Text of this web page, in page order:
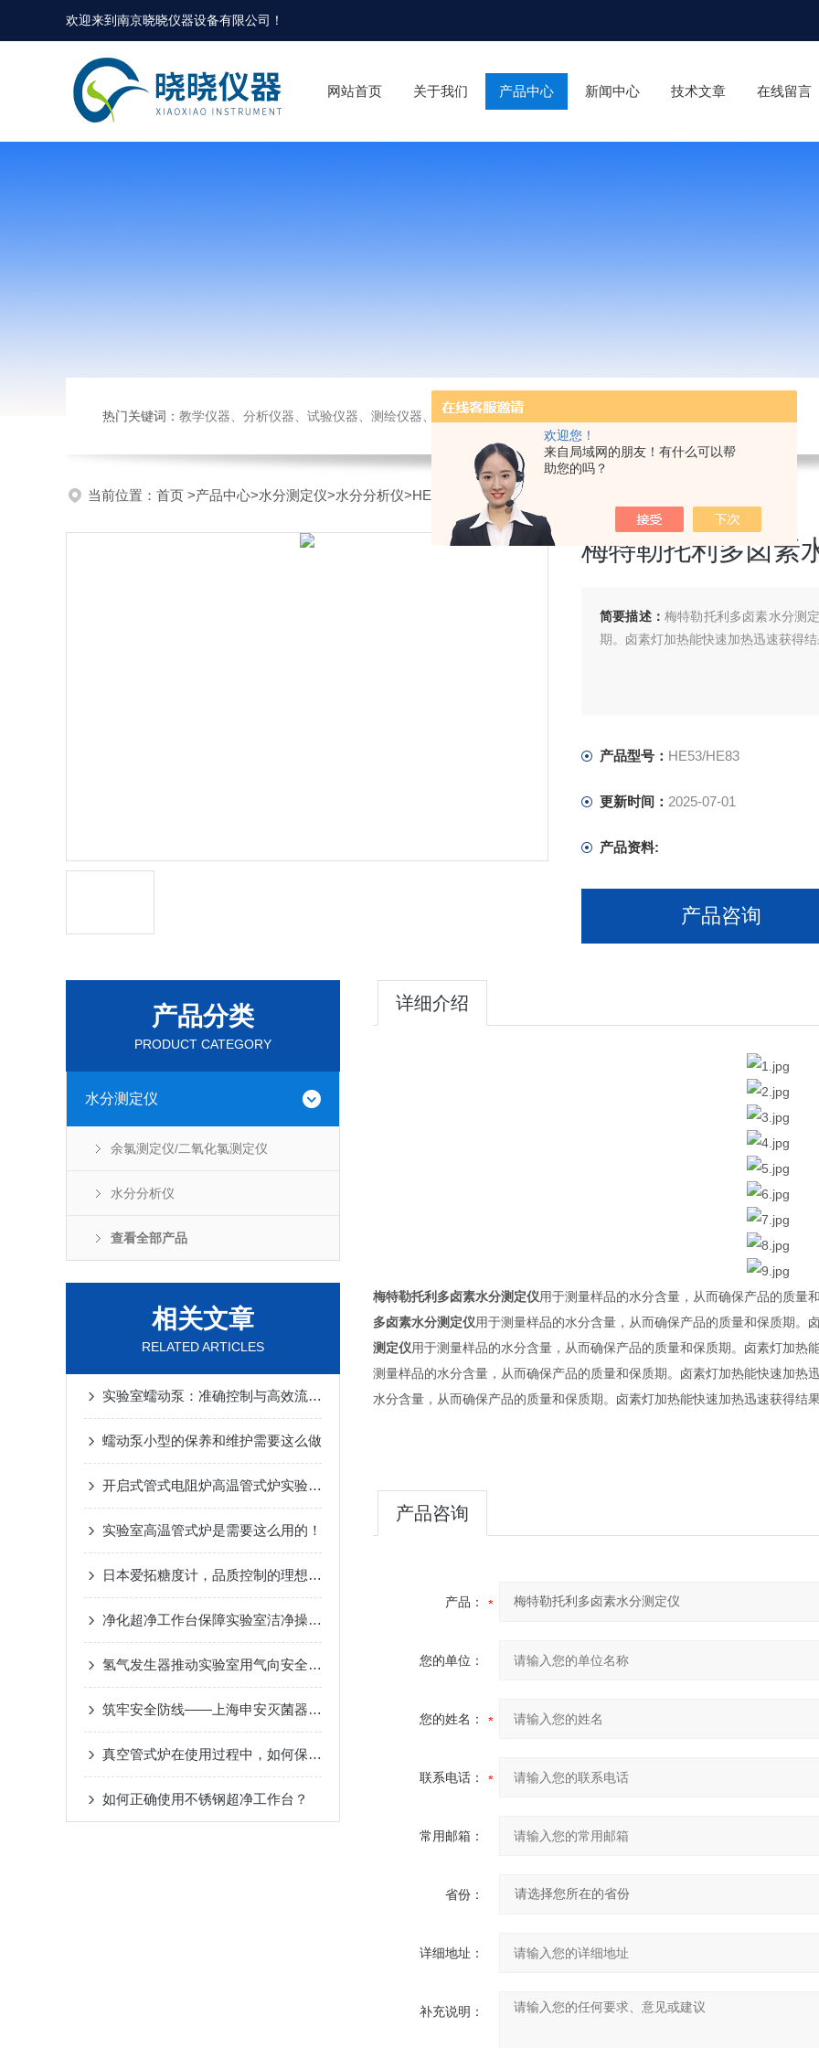
欢迎您！
来自局域网的朋友！有什么可以帮
助您的吗？
欢迎来到南京晓晓仪器设备有限公司 ！
网站首页 关于我们 产品中心 新闻中心 技术文章 在线留言
热门关键词： 教学仪器、分析仪器、试验仪器、测绘仪器、玻璃仪器、水质测试剂、办公设备及用品销售；仪器仪表技术服务、维修。
当前位置： 首页 >产品中心>水分测定仪>水分分析仪>HE53/HE83梅特勒托利多卤素水分测定仪
梅特勒托利多卤素
简要描述： 梅特勒托利多卤素水分测
期。卤素灯加热能快速加热迅速获得
产品型号： HE53/HE83
更新时间： 2025-07-01
产品资料:
产品咨询
产品分类
PRODUCT CATEGORY
水分测定仪
余氯测定仪/二氧化氯测定仪
水分分析仪
查看全部产品
相关文章
RELATED ARTICLES
实验室蠕动泵：准确控制与高效流体输送
蠕动泵小型的保养和维护需要这么做
开启式管式电阻炉高温管式炉实验室应用综述
实验室高温管式炉是需要这么用的！
日本爱拓糖度计，品质控制的理想之选
净化超净工作台保障实验室洁净操作的无菌环境
氢气发生器推动实验室用气向安全化发展
筑牢安全防线——上海申安灭菌器，实验室与医疗安全的守护者
真空管式炉在使用过程中，如何保持温度的均匀？
如何正确使用不锈钢超净工作台？
详细介绍
梅特勒托利多卤素水分测定仪用于测量样品的水分含量，从而确保产品的质量
多卤素水分测定仪用于测量样品的水分含量，从而确保产品的质量和保质期。
测定仪用于测量样品的水分含量，从而确保产品的质量和保质期。卤素灯加热
测量样品的水分含量，从而确保产品的质量和保质期。卤素灯加热能快速加热
水分含量，从而确保产品的质量和保质期。卤素灯加热能快速加热迅速获得结
产品咨询
产品：
您的单位：
您的姓名：
联系电话：
常用邮箱：
省份：
详细地址：
补充说明：